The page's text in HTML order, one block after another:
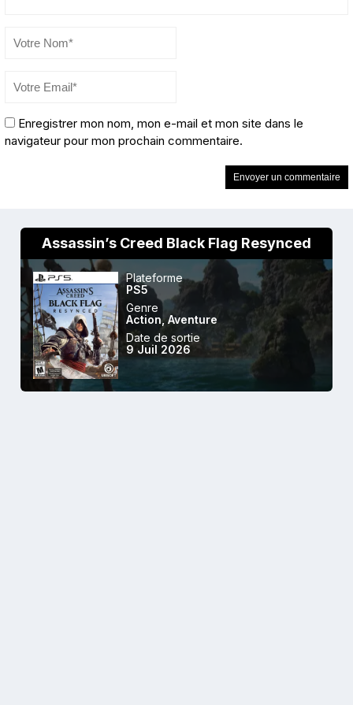
Enregistrer mon nom, mon e-mail et mon site dans le
navigateur pour mon prochain commentaire.
Assassin’s Creed Black Flag Resynced
Plateforme
PS5
Genre
Action,Aventure
Date de sortie
9 Juil 2026